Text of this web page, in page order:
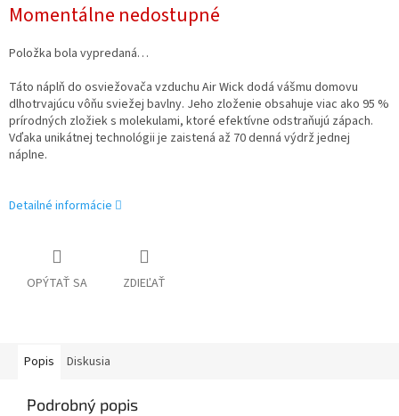
cena:
Momentálne nedostupné
Položka bola vypredaná…
Táto náplň do osviežovača vzduchu Air Wick dodá vášmu domovu
dlhotrvajúcu vôňu sviežej bavlny. Jeho zloženie obsahuje viac ako 95 %
prírodných zložiek s molekulami, ktoré efektívne odstraňujú zápach.
Vďaka unikátnej technológii je zaistená až 70 denná výdrž jednej
náplne.
Detailné informácie
OPÝTAŤ SA ZDIEĽAŤ
Popis Diskusia
Podrobný popis